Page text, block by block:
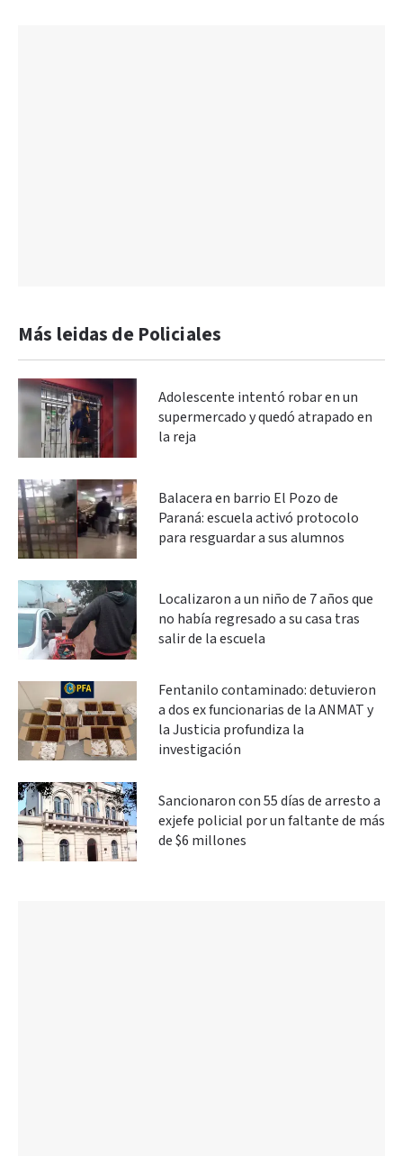
Más leidas de Policiales
Adolescente intentó robar en un
supermercado y quedó atrapado en
la reja
Balacera en barrio El Pozo de
Paraná: escuela activó protocolo
para resguardar a sus alumnos
Localizaron a un niño de 7 años que
no había regresado a su casa tras
salir de la escuela
Fentanilo contaminado: detuvieron
a dos ex funcionarias de la ANMAT y
la Justicia profundiza la
investigación
Sancionaron con 55 días de arresto a
exjefe policial por un faltante de más
de $6 millones